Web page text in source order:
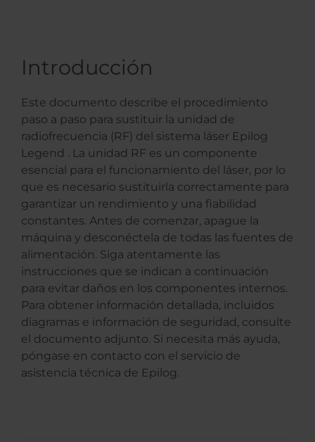
Introducción
Este documento describe el procedimiento
paso a paso para sustituir la unidad de
radiofrecuencia (RF) del sistema láser Epilog
Legend . La unidad RF es un componente
esencial para el funcionamiento del láser, por lo
que es necesario sustituirla correctamente para
garantizar un rendimiento y una fiabilidad
constantes. Antes de comenzar, apague la
máquina y desconéctela de todas las fuentes de
alimentación. Siga atentamente las
instrucciones que se indican a continuación
para evitar daños en los componentes internos.
Para obtener información detallada, incluidos
diagramas e información de seguridad, consulte
el documento adjunto. Si necesita más ayuda,
póngase en contacto con el servicio de
asistencia técnica de Epilog.